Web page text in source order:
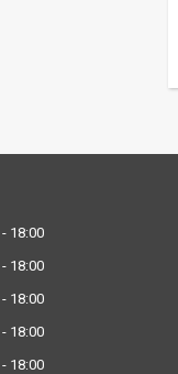
18:00
18:00
18:00
18:00
18:00